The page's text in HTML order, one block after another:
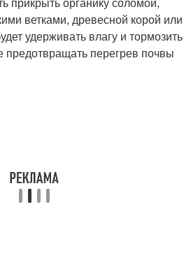
ветками, древесной корой или
удерживать влагу и тормозить
предотвращать перегрев почвы